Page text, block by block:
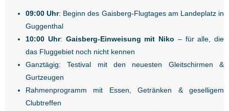
09:00 Uhr: Beginn des Gaisberg-Flugtages am Landeplatz in
Guggenthal
10:00 Uhr: Gaisberg-Einweisung mit Niko – für alle, die
das Fluggebiet noch nicht kennen
Ganztägig: Testival mit den neuesten Gleitschirmen &
Gurtzeugen
Rahmenprogramm mit Essen, Getränken & geselligem
Clubtreffen